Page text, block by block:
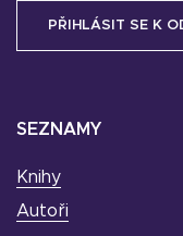
SEZNAMY
Knihy
Autoři